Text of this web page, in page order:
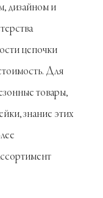
дизайном и
цепочки
Для
товары,
знание этих